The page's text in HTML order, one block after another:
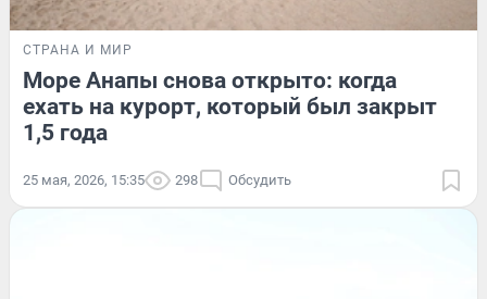
СТРАНА И МИР
Море Анапы снова открыто: когда
ехать на курорт, который был закрыт
1,5 года
25 мая, 2026, 15:35 298 Обсудить